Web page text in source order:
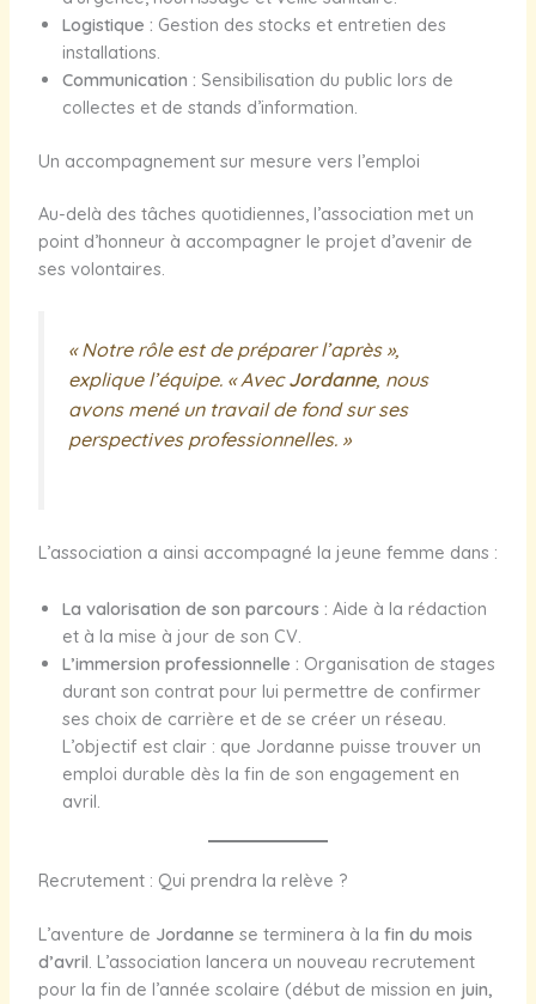
Logistique : Gestion des stocks et entretien des
installations.
Communication : Sensibilisation du public lors de
collectes et de stands d’information.
Un accompagnement sur mesure vers l’emploi
Au-delà des tâches quotidiennes, l’association met un
point d’honneur à accompagner le projet d’avenir de
ses volontaires.
« Notre rôle est de préparer l’après »,
explique l’équipe. « AvecJordanne, nous
avons mené un travail de fond sur ses
perspectives professionnelles. »
L’association a ainsi accompagné la jeune femme dans :
La valorisation de son parcours : Aide à la rédaction
et à la mise à jour de son CV.
L’immersion professionnelle : Organisation de stages
durant son contrat pour lui permettre de confirmer
ses choix de carrière et de se créer un réseau.
L’objectif est clair : que Jordanne puisse trouver un
emploi durable dès la fin de son engagement en
avril.
Recrutement : Qui prendra la relève ?
L’aventure de Jordanne se terminera à la fin du mois
d’avril. L’association lancera un nouveau recrutement
pour la fin de l’année scolaire (début de mission en juin,